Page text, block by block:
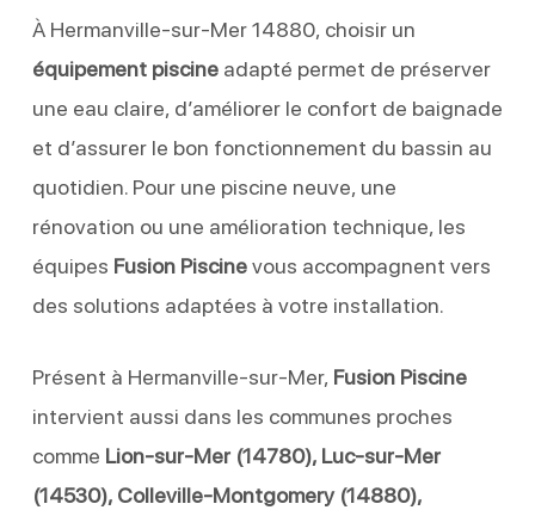
À Hermanville-sur-Mer 14880, choisir un
équipement piscineadapté permet de préserver
une eau claire, d’améliorer le confort de baignade
et d’assurer le bon fonctionnement du bassin au
quotidien. Pour une piscine neuve, une
rénovation ou une amélioration technique, les
équipes Fusion Piscinevous accompagnent vers
des solutions adaptées à votre installation.
Présent à Hermanville-sur-Mer, Fusion Piscine
intervient aussi dans les communes proches
comme Lion-sur-Mer (14780), Luc-sur-Mer
(14530), Colleville-Montgomery (14880),